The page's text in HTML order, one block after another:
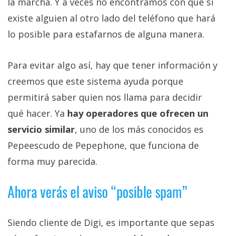
existe alguien al otro lado del teléfono que hará
lo posible para estafarnos de alguna manera.
Para evitar algo así, hay que tener información y
creemos que este sistema ayuda porque
permitirá saber quien nos llama para decidir
qué hacer. Ya hay operadores que ofrecen un
servicio similar, uno de los más conocidos es
Pepeescudo de Pepephone, que funciona de
forma muy parecida.
Ahora verás el aviso “posible spam”
Siendo cliente de Digi, es importante que sepas